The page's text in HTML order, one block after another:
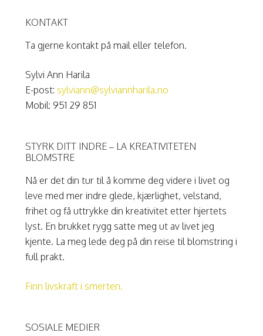
KONTAKT
Ta gjerne kontakt på mail eller telefon.
Sylvi Ann Harila
E-post: sylviann@sylviannharila.no
Mobil: 951 29 851
STYRK DITT INDRE – LA KREATIVITETEN
BLOMSTRE
Nå er det din tur til å komme deg videre i livet og
leve med mer indre glede, kjærlighet, velstand,
frihet og få uttrykke din kreativitet etter hjertets
lyst. En brukket rygg satte meg ut av livet jeg
kjente. La meg lede deg på din reise til blomstring i
full prakt.
Finn livskraft i smerten.
SOSIALE MEDIER